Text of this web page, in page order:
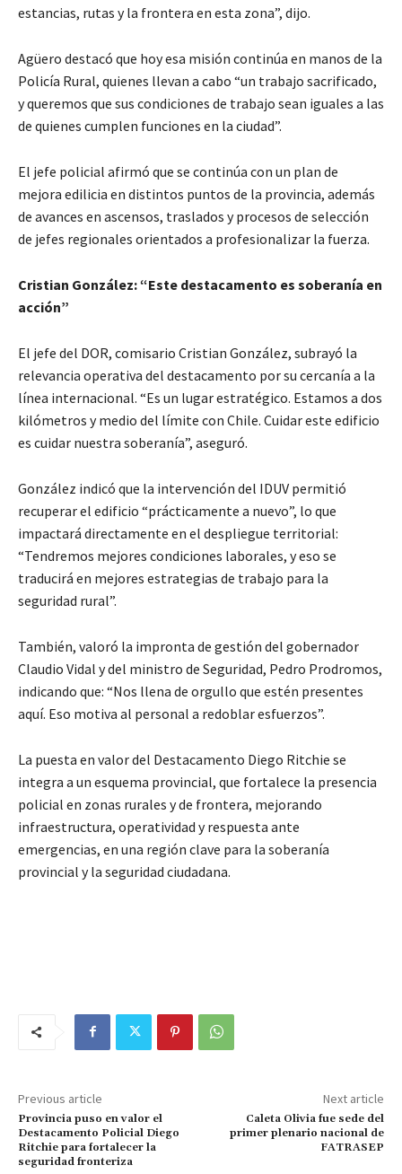
estancias, rutas y la frontera en esta zona”, dijo.
Agüero destacó que hoy esa misión continúa en manos de la
Policía Rural, quienes llevan a cabo “un trabajo sacrificado,
y queremos que sus condiciones de trabajo sean iguales a las
de quienes cumplen funciones en la ciudad”.
El jefe policial afirmó que se continúa con un plan de
mejora edilicia en distintos puntos de la provincia, además
de avances en ascensos, traslados y procesos de selección
de jefes regionales orientados a profesionalizar la fuerza.
Cristian González: “Este destacamento es soberanía en
acción”
El jefe del DOR, comisario Cristian González, subrayó la
relevancia operativa del destacamento por su cercanía a la
línea internacional. “Es un lugar estratégico. Estamos a dos
kilómetros y medio del límite con Chile. Cuidar este edificio
es cuidar nuestra soberanía”, aseguró.
González indicó que la intervención del IDUV permitió
recuperar el edificio “prácticamente a nuevo”, lo que
impactará directamente en el despliegue territorial:
“Tendremos mejores condiciones laborales, y eso se
traducirá en mejores estrategias de trabajo para la
seguridad rural”.
También, valoró la impronta de gestión del gobernador
Claudio Vidal y del ministro de Seguridad, Pedro Prodromos,
indicando que: “Nos llena de orgullo que estén presentes
aquí. Eso motiva al personal a redoblar esfuerzos”.
La puesta en valor del Destacamento Diego Ritchie se
integra a un esquema provincial, que fortalece la presencia
policial en zonas rurales y de frontera, mejorando
infraestructura, operatividad y respuesta ante
emergencias, en una región clave para la soberanía
provincial y la seguridad ciudadana.
Previous article
Provincia puso en valor el
Destacamento Policial Diego
Ritchie para fortalecer la
seguridad fronteriza
Next article
Caleta Olivia fue sede del
primer plenario nacional de
FATRASEP